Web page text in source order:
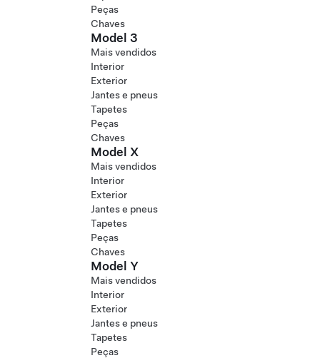
Peças
Chaves
Model 3
Mais vendidos
Interior
Exterior
Jantes e pneus
Tapetes
Peças
Chaves
Model X
Mais vendidos
Interior
Exterior
Jantes e pneus
Tapetes
Peças
Chaves
Model Y
Mais vendidos
Interior
Exterior
Jantes e pneus
Tapetes
Peças